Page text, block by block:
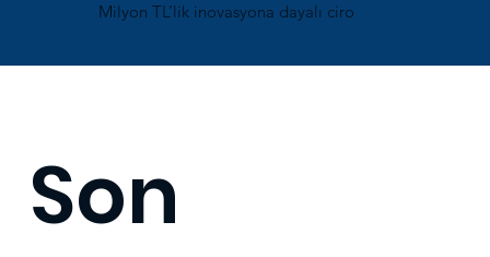
Milyon TL’lik inovasyona dayalı ciro
Son